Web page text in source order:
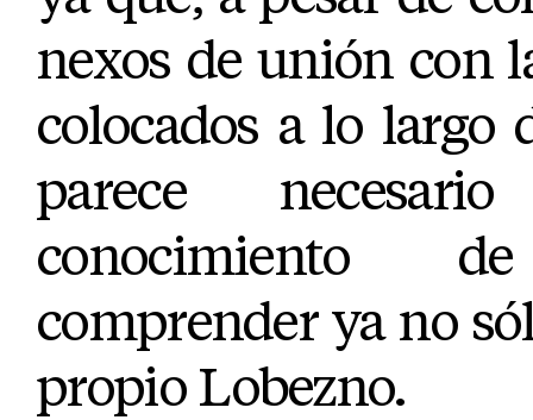
nexos de unión con
colocados a lo largo
parece
conocimiento
comprender ya no
propio Lobezno.